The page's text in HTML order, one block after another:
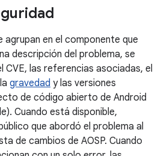
agrupan en el componente que
descripción del problema, se
CVE, las referencias asociadas, el
gravedad y las versiones
de código abierto de Android
Cuando está disponible,
que abordó el problema al
de cambios de AOSP. Cuando